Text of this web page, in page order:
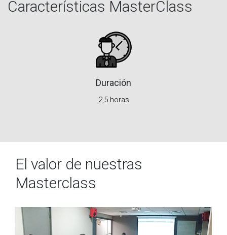
Características MasterClass
Duración
2,5 horas
El valor de nuestras
Masterclass